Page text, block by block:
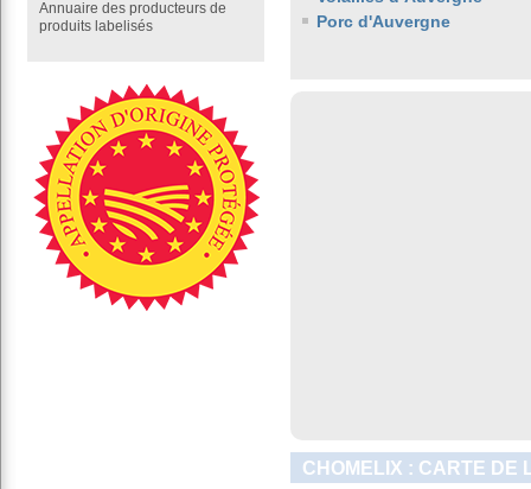
Annuaire des producteurs de
produits labelisés
Porc d'Auvergne
CHOMELIX : CARTE DE